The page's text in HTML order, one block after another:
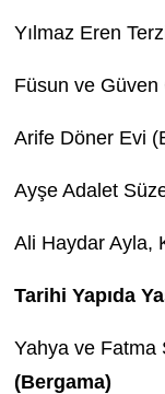
Yılmaz Eren
Füsun ve
Arife Döner Evi
Ayşe Adalet
Ali Haydar Ayla,
Tarihi Yapıda
Yahya ve Fatma
(Bergama)